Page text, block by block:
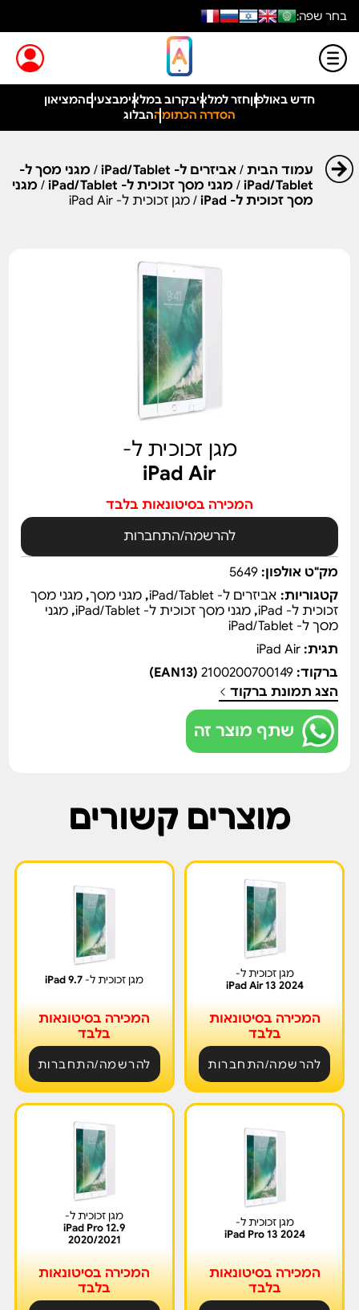
בחר שפה:
חדש באולפוןחזר למלאיבקרוב במלאימבצעיםהמציאון
הסדרה הכתומההבלוג
עמוד הבית/ אביזרים ל- iPad/Tablet / מגני מסך ל-
iPad/Tablet
/ מגני מסך זכוכית ל- iPad/Tablet / מגני
מסך זכוכית ל- iPad
/ מגן זכוכית ל- iPad Air
מגן זכוכית ל-
iPad Air
המכירה בסיטונאות בלבד
להרשמה/התחברות
מק"ט אולפון:5649
קטגוריות: אביזרים ל- iPad/Tablet ,מגני מסך,מגני מסך
זכוכית ל- iPad
,מגני מסך זכוכית ל- iPad/Tablet ,מגני
מסך ל- iPad/Tablet
תגית:iPad Air
ברקוד:2100200700149
(EAN13)
הצג תמונת ברקוד
שתף מוצר זה
מוצרים קשורים
מגן זכוכית ל-
iPad Air 13 2024
המכירה בסיטונאות
בלבד
להרשמה/התחברות
מגן זכוכית ל-iPad 9.7
המכירה בסיטונאות
בלבד
להרשמה/התחברות
מגן זכוכית ל-
iPad Pro 13 2024
המכירה בסיטונאות
בלבד
מגן זכוכית ל-
iPad Pro 12.9
2020/2021
המכירה בסיטונאות
בלבד